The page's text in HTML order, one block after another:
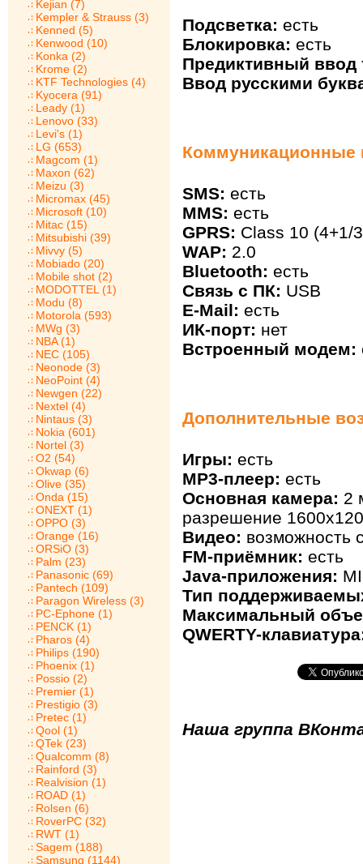
Kejian (7)
Kempler & Strauss (3)
Kenned (5)
Kenwood (10)
Konka (2)
Krome (2)
KTF Technologies (4)
Kyocera (91)
Leady (1)
Lenovo (33)
Levi's (1)
LG (653)
Magcom (1)
Maxon (62)
Meizu (3)
Micromax (45)
Microsoft (10)
Mitac (15)
Mitsubishi (39)
Mivvy (5)
Mobiado (20)
Mobile shot (2)
MODOTTEL (1)
Modu (8)
Motorola (593)
MWg (3)
NBA (1)
NEC (105)
Neonode (3)
NeoPoint (4)
Newgen (22)
Nextel (4)
Nintaus (3)
Nokia (601)
Nortel (3)
O2 (54)
Okwap (6)
Olive (35)
Onda (15)
ONEXT (1)
OPPO (3)
Orange (16)
ORSiO (3)
Palm (23)
Panasonic (69)
Pantech (109)
Paragon Wireless (3)
PC-Ephone (1)
PENCK (1)
Pharos (4)
Philips (190)
Phoenix (1)
Possio (2)
Premier (1)
Prestigio (3)
Pretec (1)
Qool (1)
QTek (23)
Qualcomm (8)
Rainford (3)
Realvision (1)
ROAD (1)
Rolsen (6)
RoverPC (32)
RWT (1)
Sagem (188)
Samsung (1144)
Подсветка: есть
Блокировка: есть
Предиктивный ввод
Ввод русскими
Коммуникационные
SMS: есть
MMS: есть
GPRS: Class 10 (4+1/
WAP: 2.0
Bluetooth: есть
Связь с ПК: USB
E-Mail: есть
ИК-порт: нет
Встроенный модем:
Дополнительные
Игры: есть
MP3-плеер: есть
Основная камера: 2
разрешение
Видео: возможность
FM-приёмник: есть
Java-приложения:
Тип
Максимальный
QWERTY-
Наша группа